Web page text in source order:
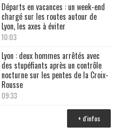
Départs en vacances : un week-end
chargé sur les routes autour de
Lyon, les axes à éviter
10:03
Lyon : deux hommes arrêtés avec
des stupéfiants après un contrôle
nocturne sur les pentes de la Croix-
Rousse
09:33
+ d'infos